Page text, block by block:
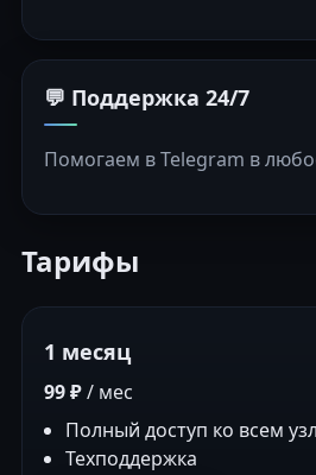
💬 Поддержка 24/7
Помогаем в Telegram в
Тарифы
1 месяц
99 ₽/ мес
Полный доступ ко всем
Техподдержка